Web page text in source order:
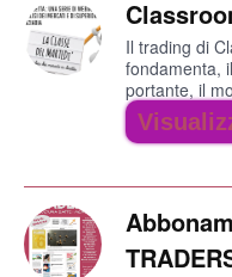
Il trading di
fondamenta,
portante, il